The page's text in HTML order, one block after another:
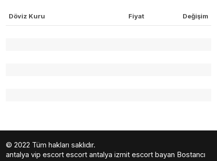
Döviz Kuru Fiyat Değişim
© 2022 Tüm hakları saklıdır.
antalya vip escort escort antalya izmit escort bayan Bostancı